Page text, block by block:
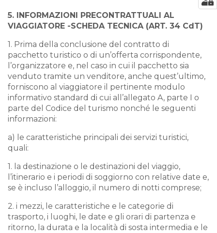
5. INFORMAZIONI PRECONTRATTUALI AL
VIAGGIATORE -SCHEDA TECNICA (ART. 34 CdT)
1. Prima della conclusione del contratto di
pacchetto turistico o di un’offerta corrispondente,
l’organizzatore e, nel caso in cui il pacchetto sia
venduto tramite un venditore, anche quest’ultimo,
forniscono al viaggiatore il pertinente modulo
informativo standard di cui all’allegato A, parte I o
parte del Codice del turismo nonché le seguenti
informazioni:
a) le caratteristiche principali dei servizi turistici,
quali:
1. la destinazione o le destinazioni del viaggio,
l’itinerario e i periodi di soggiorno con relative date e,
se è incluso l’alloggio, il numero di notti comprese;
2. i mezzi, le caratteristiche e le categorie di
trasporto, i luoghi, le date e gli orari di partenza e
ritorno, la durata e la località di sosta intermedia e le